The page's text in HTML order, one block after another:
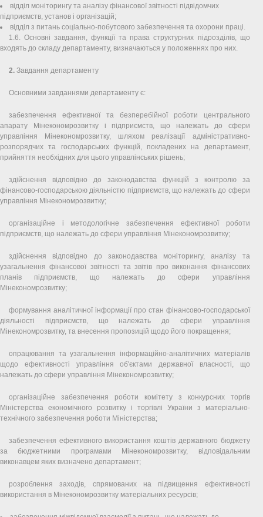
відділ моніторингу та аналізу фінансової звітності підвідомчих
підприємств, установ і організацій;
відділ з питань соціально-побутового забезпечення та охорони праці.
1.6. Основні завдання, функції та права структурних підрозділів, що
входять до складу департаменту, визначаються у положеннях про них.
2. Завдання департаменту
Основними завданнями департаменту є:
забезпечення ефективної та безперебійної роботи центрального
апарату Мінекономрозвитку і підприємств, що належать до сфери
управління Мінекономрозвитку, шляхом реалізації адміністративно-
розпорядчих та господарських функцій, покладених на департамент,
прийняття необхідних для цього управлінських рішень;
здійснення відповідно до законодавства функцій з контролю за
фінансово-господарською діяльністю підприємств, що належать до сфери
управління Мінекономрозвитку;
організаційне і методологічне забезпечення ефективної роботи
підприємств, що належать до сфери управління Мінекономрозвитку;
здійснення відповідно до законодавства моніторингу, аналізу та
узагальнення фінансової звітності та звітів про виконання фінансових
планів підприємств, що належать до сфери управління
Мінекономрозвитку;
формування аналітичної інформації про стан фінансово-господарської
діяльності підприємств, що належать до сфери управління
Мінекономрозвитку, та внесення пропозицій щодо його покращення;
опрацювання та узагальнення інформаційно-аналітичних матеріалів
щодо ефективності управління об'єктами державної власності, що
належать до сфери управління Мінекономрозвитку;
організаційне забезпечення роботи комітету з конкурсних торгів
Міністерства економічного розвитку і торгівлі України з матеріально-
технічного забезпечення роботи Міністерства;
забезпечення ефективного використання коштів державного бюджету
за бюджетними програмами Мінекономрозвитку, відповідальним
виконавцем яких визначено департамент;
розроблення заходів, спрямованих на підвищення ефективності
використання в Мінекономрозвитку матеріальних ресурсів;